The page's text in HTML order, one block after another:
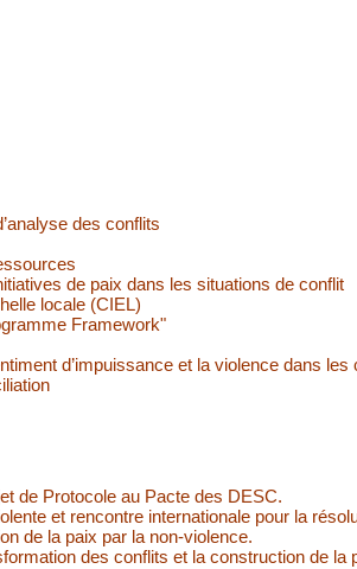
des conflits
de paix dans les situations de conflit
locale (CIEL)
Framework"
d’impuissance et la violence dans les
de Protocole au Pacte des DESC.
et rencontre internationale pour la
de la paix par la non-violence.
des conflits et la construction de la